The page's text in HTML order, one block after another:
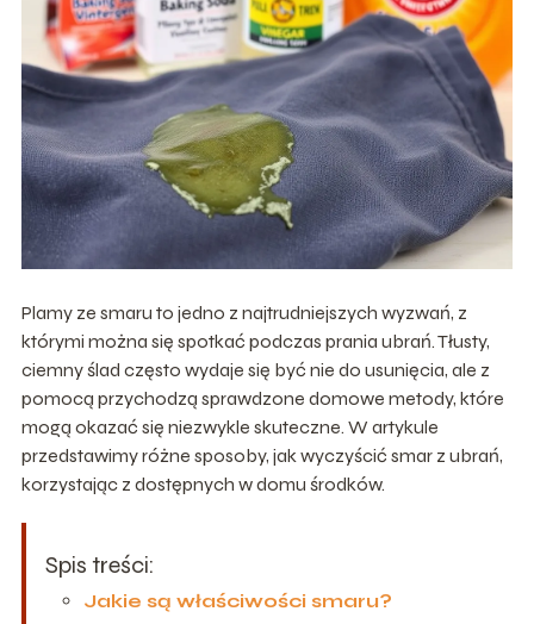
Plamy ze smaru to jedno z najtrudniejszych wyzwań, z
którymi można się spotkać podczas prania ubrań. Tłusty,
ciemny ślad często wydaje się być nie do usunięcia, ale z
pomocą przychodzą sprawdzone domowe metody, które
mogą okazać się niezwykle skuteczne. W artykule
przedstawimy różne sposoby, jak wyczyścić smar z ubrań,
korzystając z dostępnych w domu środków.
Spis treści:
Jakie są właściwości smaru?